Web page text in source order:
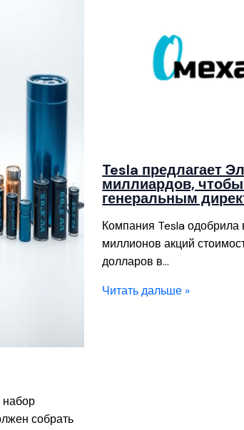
набор
собрать
Tesla предлагает
миллиардов, чтобы
генеральным
Компания Tesla
миллионов акций
долларов в…
Читать дальше »